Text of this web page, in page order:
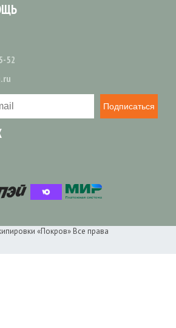
52
Подписаться
«Покров» Все права